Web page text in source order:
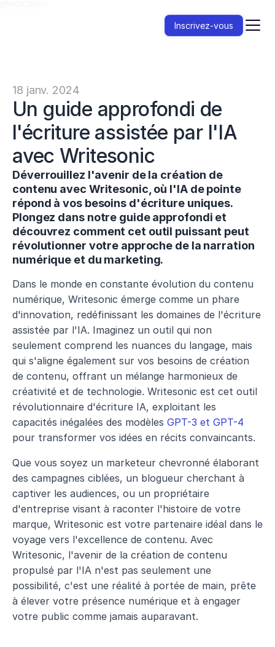
18 janv. 2024
Un guide approfondi de
l'écriture assistée par l'IA
avec Writesonic
Déverrouillez l'avenir de la création de
contenu avec Writesonic, où l'IA de pointe
répond à vos besoins d'écriture uniques.
Plongez dans notre guide approfondi et
découvrez comment cet outil puissant peut
révolutionner votre approche de la narration
numérique et du marketing.
Dans le monde en constante évolution du contenu
numérique, Writesonic émerge comme un phare
d'innovation, redéfinissant les domaines de l'écriture
assistée par l'IA. Imaginez un outil qui non
seulement comprend les nuances du langage, mais
qui s'aligne également sur vos besoins de création
de contenu, offrant un mélange harmonieux de
créativité et de technologie. Writesonic est cet outil
révolutionnaire d'écriture IA, exploitant les
capacités inégalées des modèles GPT-3 et GPT-4
pour transformer vos idées en récits convaincants.
Que vous soyez un marketeur chevronné élaborant
des campagnes ciblées, un blogueur cherchant à
captiver les audiences, ou un propriétaire
d'entreprise visant à raconter l'histoire de votre
marque, Writesonic est votre partenaire idéal dans le
voyage vers l'excellence de contenu. Avec
Writesonic, l'avenir de la création de contenu
propulsé par l'IA n'est pas seulement une
possibilité, c'est une réalité à portée de main, prête
à élever votre présence numérique et à engager
votre public comme jamais auparavant.
Inscrivez-vous